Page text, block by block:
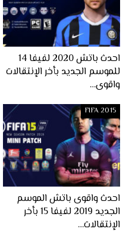
احدث باتش 2020 لفيفا 14
للموسم الجديد بأخر الإنتقالات
واقوى…
FIFA 2015
احدث واقوى باتش الموسم
الجديد 2019 لفيفا 15 بأخر
الإنتقالات…